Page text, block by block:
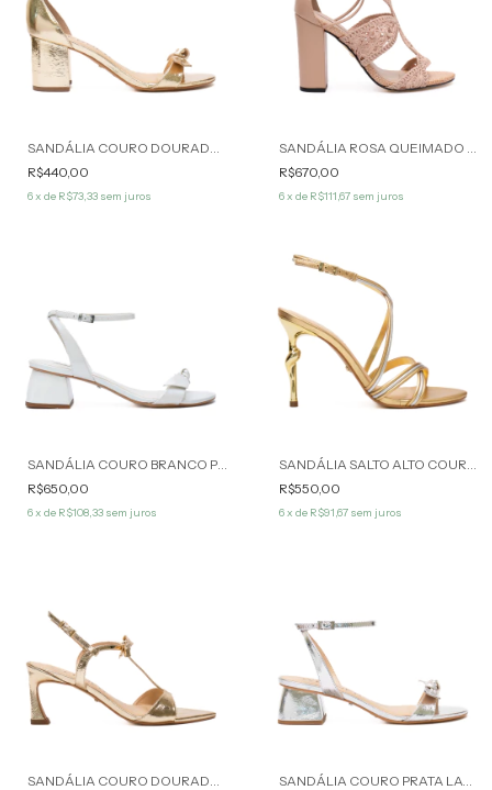
R$440,00
6x de R$73,33 sem juros
R$670,00
6x de R$111,67 sem juros
R$650,00
6x de R$108,33 sem juros
R$550,00
6x de R$91,67 sem juros